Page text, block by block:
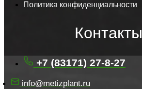
Политика конфиденциальности
Контакты
+7 (83171) 27-8-27
info@metizplant.ru